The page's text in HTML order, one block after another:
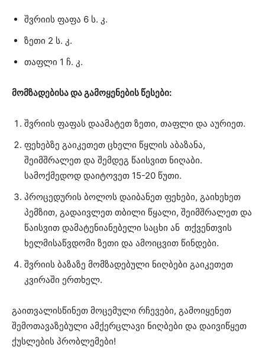
შვრიის ფაფა 6 ს. კ.
ზეთი 2 ს. კ.
თაფლი 1 ჩ. კ.
მომზადებისა და გამოყენების წესები:
შვრიის ფაფას დაამატეთ ზეთი, თაფლი და აურიეთ.
ფეხებზე გაიკეთეთ ცხელი წყლის აბაზანა,
შეიმშრალეთ და შემდეგ წაისვით ნიღაბი.
სამოქმედოდ დაიტოვეთ 15-20 წუთი.
პროცედურის ბოლოს დაიბანეთ ფეხები, გაიხეხეთ
პემზით, გადაივლეთ თბილი წყალი, შეიმშრალეთ და
წაისვით დამატენიანებელი საცხი ან თქვენთვის
ხელმისაწვდომი ზეთი და ამოიცვით წინდები.
შვრიის ბაზაზე მომზადებული ნიღბები გაიკეთეთ
კვირაში ერთხელ.
გაითვალისწინეთ მოცემული რჩევები, გამოიყენეთ
შემოთავაზებული ამქერცლავი ნიღბები და დაივიწყეთ
ქუსლების პრობლემები!